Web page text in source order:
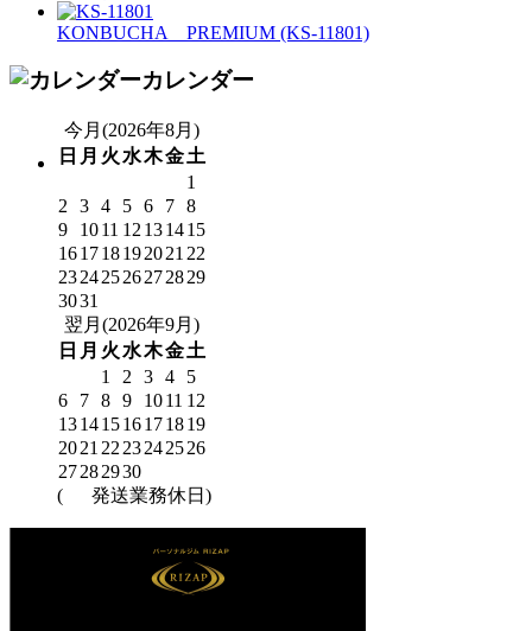
KONBUCHA PREMIUM (KS-11801)
カレンダー
今月(2026年8月)
日 月 火 水木金土
1
2
3 4 5 6 7 8
9
1011 12 131415
161718192021 22
23242526272829
3031
翌月(2026年9月)
日 月 火 水木金土
1
2 3 4
5
6
7 8 9 1011 12
13141516171819
2021 22 23242526
27282930
(
発送業務休日)